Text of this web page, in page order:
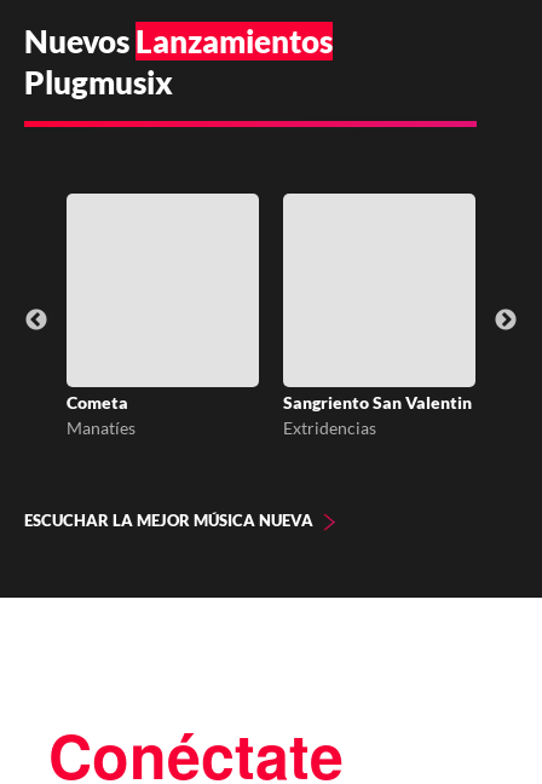
NuevosLanzamientos
Plugmusix
Cometa
Manatíes
Sangriento San Valentin
Extridencias
ESCUCHAR LA MEJOR MÚSICA NUEVA
Conéctate